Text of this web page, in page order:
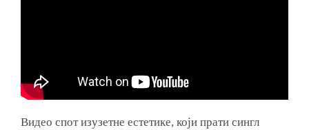
Видео спот изузетне естетике, који прати сингл